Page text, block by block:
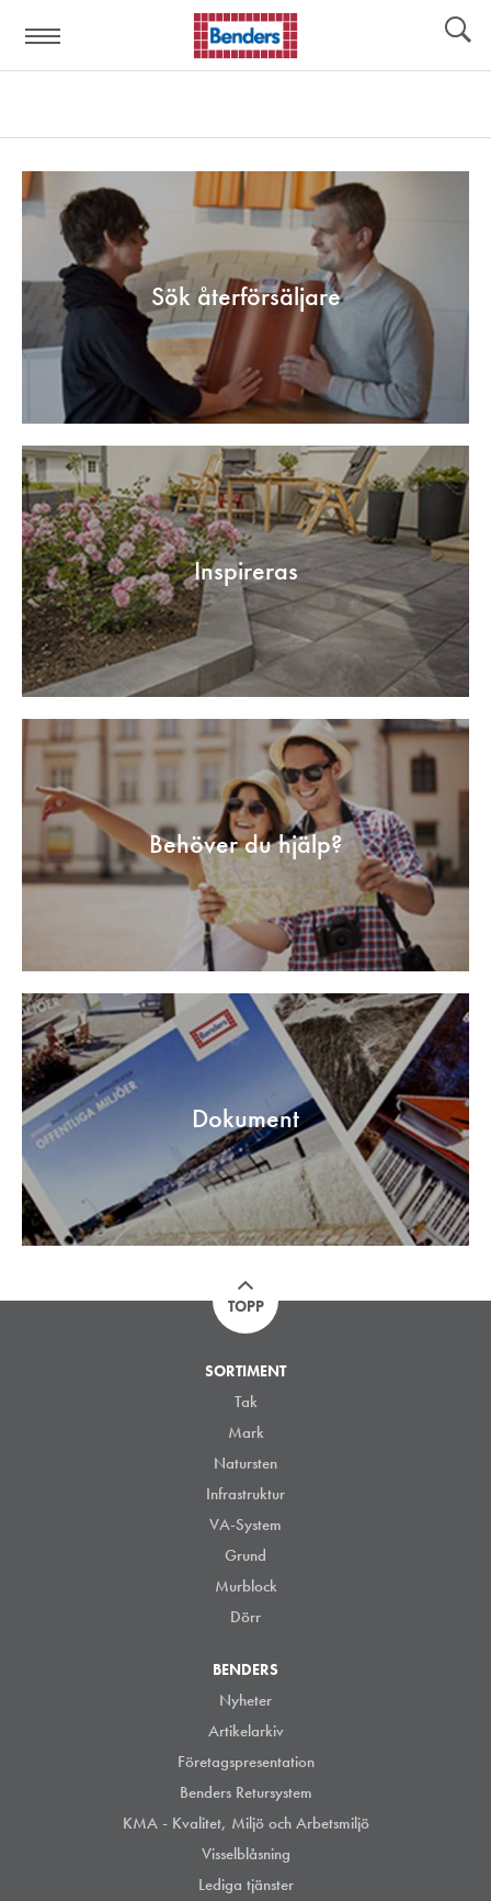
Sök återförsäljare
Inspireras
Behöver du hjälp?
Dokument
TOPP
SORTIMENT
Tak
Mark
Natursten
Infrastruktur
VA-System
Grund
Murblock
Dörr
BENDERS
Nyheter
Artikelarkiv
Företagspresentation
Benders Retursystem
KMA - Kvalitet, Miljö och Arbetsmiljö
Visselblåsning
Lediga tjänster